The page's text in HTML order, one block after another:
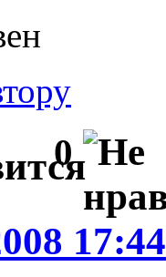
0
17:44